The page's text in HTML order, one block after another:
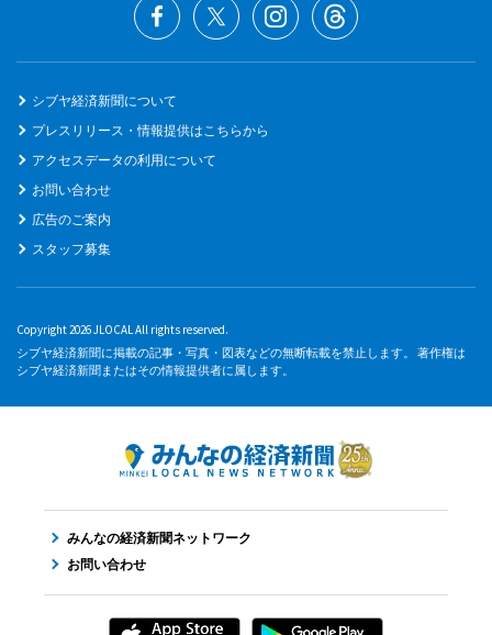
シブヤ経済新聞について
プレスリリース・情報提供はこちらから
アクセスデータの利用について
お問い合わせ
広告のご案内
スタッフ募集
Copyright 2026 JLOCAL All rights reserved.
シブヤ経済新聞に掲載の記事・写真・図表などの無断転載を禁止します。 著作権は
シブヤ経済新聞またはその情報提供者に属します。
みんなの経済新聞ネットワーク
お問い合わせ